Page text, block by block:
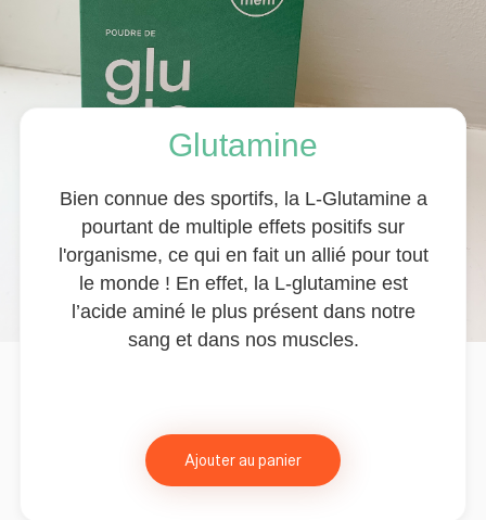
Glutamine
Bien connue des sportifs, la L-Glutamine a
pourtant de multiple effets positifs sur
l'organisme, ce qui en fait un allié pour tout
le monde ! En effet, la L-glutamine est
l’acide aminé le plus présent dans notre
sang et dans nos muscles.
Ajouter au panier